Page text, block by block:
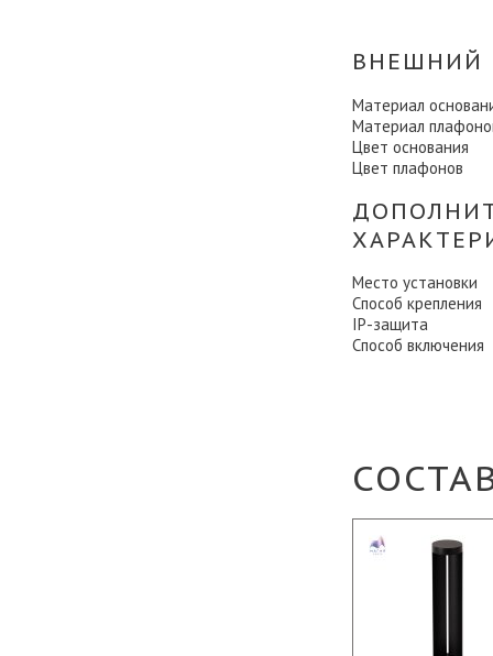
ВНЕШНИЙ
Материал
Материал
Цвет основания
Цвет плафонов
Место установки
Способ крепления
IP-защита
Способ включения